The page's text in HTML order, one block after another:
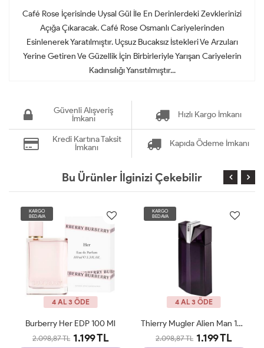
Café Rose İçerisinde Uysal Gül İle En Derinlerdeki Zevklerinizi
Açığa Çıkaracak. Café Rose Osmanlı Cariyelerinden
Esinlenerek Yaratılmıştır. Uçsuz Bucaksız İstekleri Ve Arzuları
Yerine Getiren Ve Güzellik İçin Birbirleriyle Yarışan Cariyelerin
Kadınsılığı Yansıtılmıştır...
Güvenli Alışveriş
İmkanı
Hızlı Kargo İmkanı
Kredi Kartına Taksit
İmkanı
Kapıda Ödeme İmkanı
Bu Ürünler İlginizi Çekebilir
KARGO
BEDAVA
4 AL 3 ÖDE
2.098,87 TL 1.199 TL
KARGO
BEDAVA
4 AL 3 ÖDE
Amouage İnterlude EDP 100ml Erkek Parfümü
2.098,87 TL 1.199 TL